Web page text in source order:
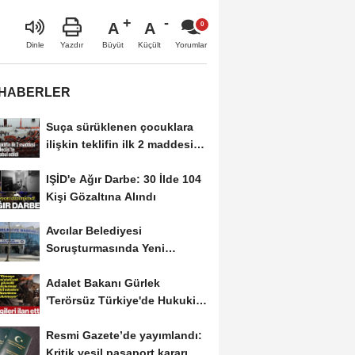
Dinle Yazdır
A
Büyüt
A
Küçült Yorumlar
Suça sürüklenen çocuklara
ilişkin teklifin ilk 2 maddesi
IŞİD'e Ağır Darbe: 30 İlde 104
Kişi Gözaltına Alındı
Avcılar Belediyesi
Soruşturmasında Yeni
Adalet Bakanı Gürlek
'Terörsüz Türkiye'de Hukuki
Resmi Gazete’de yayımlandı: